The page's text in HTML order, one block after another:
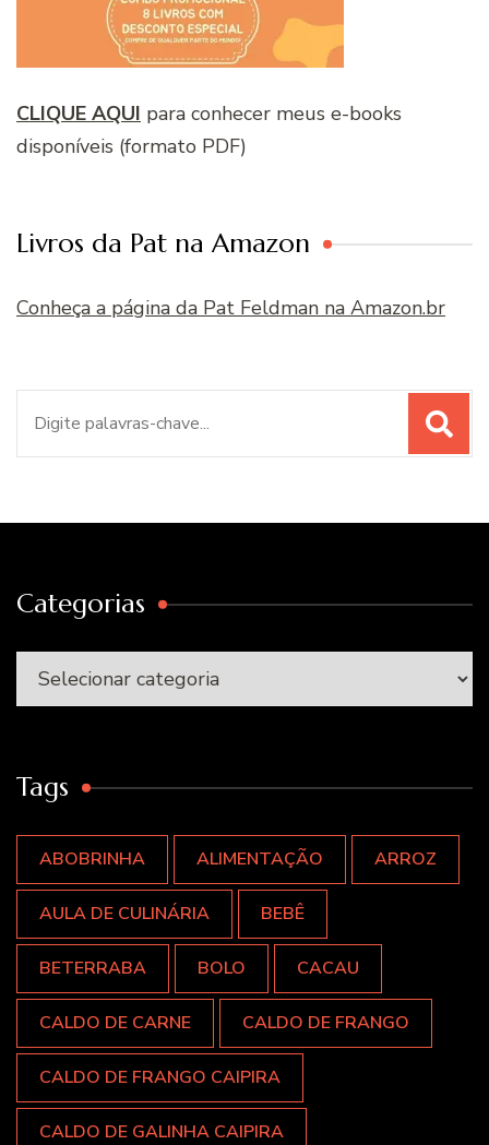
CLIQUE AQUI para conhecer meus e-books
disponíveis (formato PDF)
Livros da Pat na Amazon
Conheça a página da Pat Feldman na Amazon.br
Categorias
Categorias
Tags
ABOBRINHA ALIMENTAÇÃO ARROZ
AULA DE CULINÁRIA BEBÊ
BETERRABA BOLO CACAU
CALDO DE CARNE CALDO DE FRANGO
CALDO DE FRANGO CAIPIRA
CALDO DE GALINHA CAIPIRA